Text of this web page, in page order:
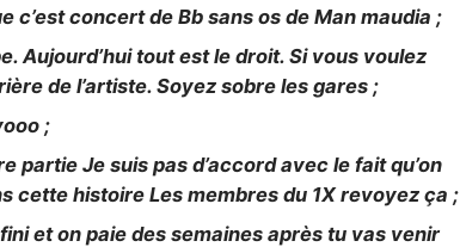
c’est concert de Bb sans os de Man maudia ;
Aujourd’hui tout est le droit. Si vous voulez
de l’artiste. Soyez sobre les gares ;
;
partie Je suis pas d’accord avec le fait qu’on
cette histoire Les membres du 1X revoyez ça ;
et on paie des semaines après tu vas venir